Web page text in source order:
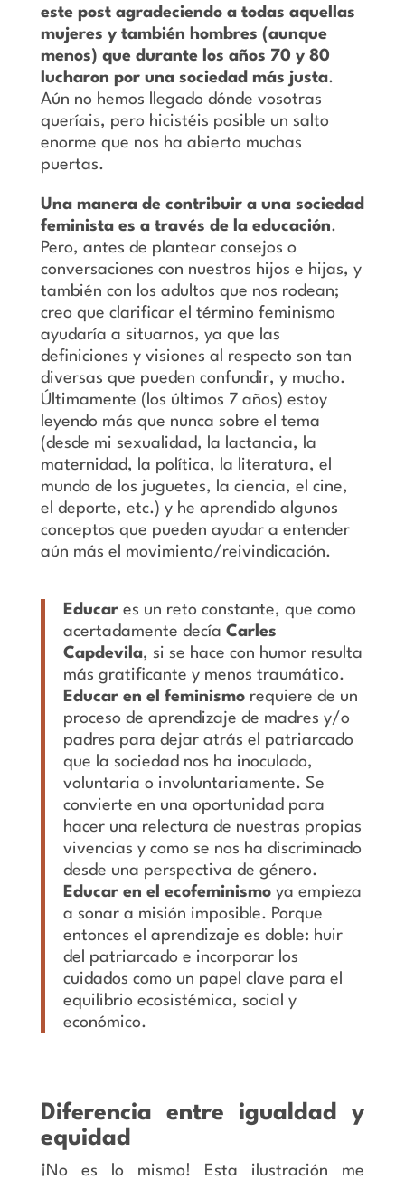
este post agradeciendo a todas aquellas
mujeres y también hombres (aunque
menos) que durante los años 70 y 80
lucharon por una sociedad más justa.
Aún no hemos llegado dónde vosotras
queríais, pero hicistéis posible un salto
enorme que nos ha abierto muchas
puertas.
Una manera de contribuir a una sociedad
feminista es a través de la educación.
Pero, antes de plantear consejos o
conversaciones con nuestros hijos e hijas, y
también con los adultos que nos rodean;
creo que clarificar el término feminismo
ayudaría a situarnos, ya que las
definiciones y visiones al respecto son tan
diversas que pueden confundir, y mucho.
Últimamente (los últimos 7 años) estoy
leyendo más que nunca sobre el tema
(desde mi sexualidad, la lactancia, la
maternidad, la política, la literatura, el
mundo de los juguetes, la ciencia, el cine,
el deporte, etc.) y he aprendido algunos
conceptos que pueden ayudar a entender
aún más el movimiento/reivindicación.
Educares un reto constante, que como
acertadamente decía Carles
Capdevila, si se hace con humor resulta
más gratificante y menos traumático.
Educar en el feminismorequiere de un
proceso de aprendizaje de madres y/o
padres para dejar atrás el patriarcado
que la sociedad nos ha inoculado,
voluntaria o involuntariamente. Se
convierte en una oportunidad para
hacer una relectura de nuestras propias
vivencias y como se nos ha discriminado
desde una perspectiva de género.
Educar en el ecofeminismoya empieza
a sonar a misión imposible. Porque
entonces el aprendizaje es doble: huir
del patriarcado e incorporar los
cuidados como un papel clave para el
equilibrio ecosistémica, social y
económico.
Diferencia entre igualdad y
equidad
¡No es lo mismo! Esta ilustración me